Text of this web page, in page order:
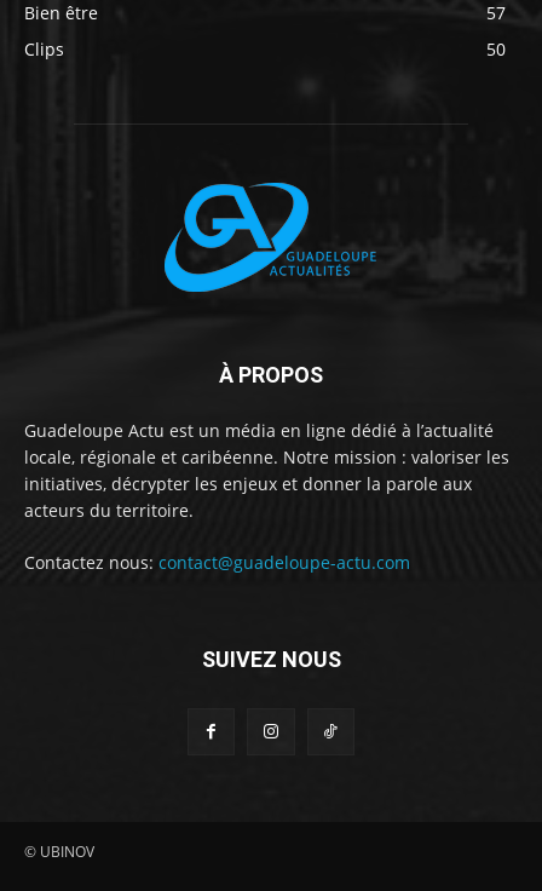
Bien être
57
Clips
50
À PROPOS
Guadeloupe Actu est un média en ligne dédié à l’actualité
locale, régionale et caribéenne. Notre mission : valoriser les
initiatives, décrypter les enjeux et donner la parole aux
acteurs du territoire.
Contactez nous: contact@guadeloupe-actu.com
SUIVEZ NOUS
© UBINOV